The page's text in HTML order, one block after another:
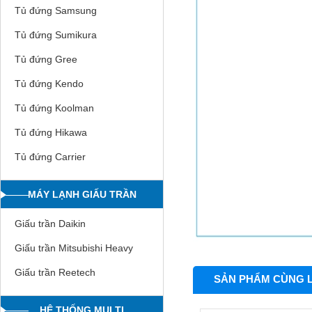
SẢN PHẨM CÙNG
Tủ đứng Samsung
Tủ đứng Sumikura
Tủ đứng Gree
Tủ đứng Kendo
Tủ đứng Koolman
Tủ đứng Hikawa
Tủ đứng Carrier
MÁY LẠNH GIẤU TRẦN
Giấu trần Daikin
Giấu trần Mitsubishi Heavy
Giấu trần Reetech